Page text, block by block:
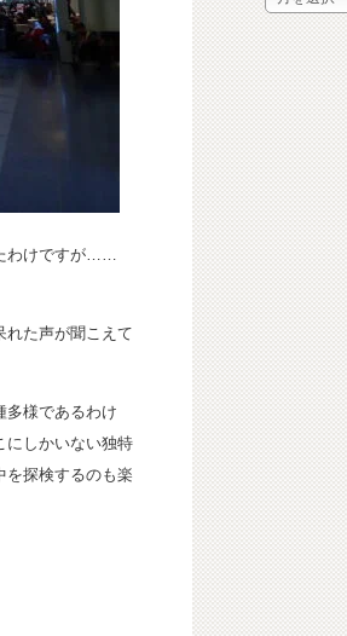
わけですが……
れた声が聞こえて
多様であるわけ
にしかいない独特
を探検するのも楽
過
去
の
記
事